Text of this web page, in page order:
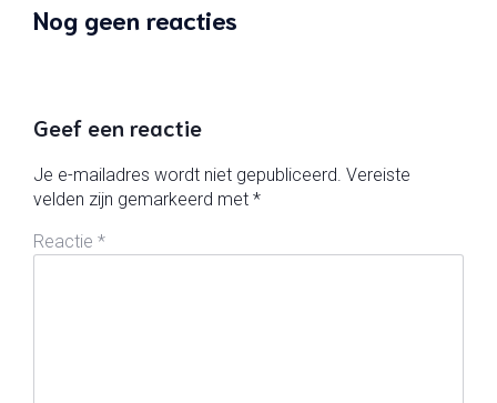
Nog geen reacties
Geef een reactie
Je e-mailadres wordt niet gepubliceerd. Vereiste
velden zijn gemarkeerd met *
Reactie *